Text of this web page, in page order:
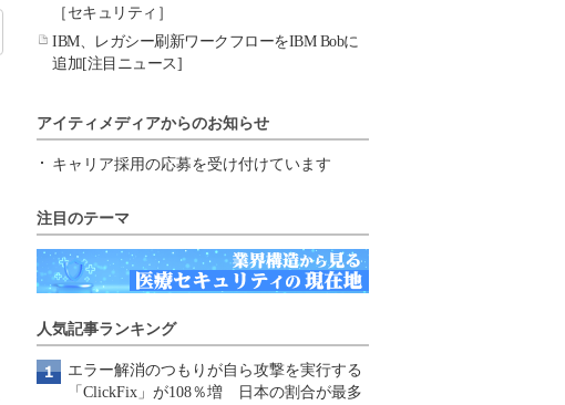
［セキュリティ］
IBM、レガシー刷新ワークフローをIBM Bobに
追加[注目ニュース]
アイティメディアからのお知らせ
キャリア採用の応募を受け付けています
注目のテーマ
人気記事ランキング
エラー解消のつもりが自ら攻撃を実行する
「ClickFix」が108％増 日本の割合が最多